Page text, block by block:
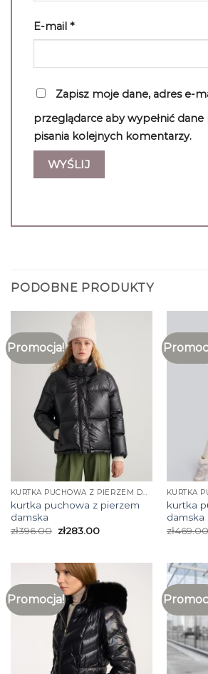
E-mail *
Zapisz moje dane, adres e-
przeglądarce aby wypełnić dane
pisania kolejnych komentarzy.
PODOBNE PRODUKTY
Promocja!
KURTKA PUCHOWA Z PIERZEM DAMSKA
kurtka puchowa z pierzem
damska
zł396.00 zł283.00
kurtka
damska
zł469.00
Promocja!